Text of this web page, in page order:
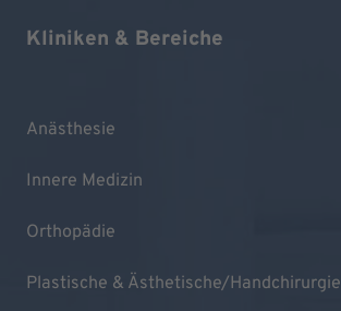
Kliniken & Bereiche
Anästhesie
Innere Medizin
Orthopädie
Plastische & Ästhetische/Handchirurgie